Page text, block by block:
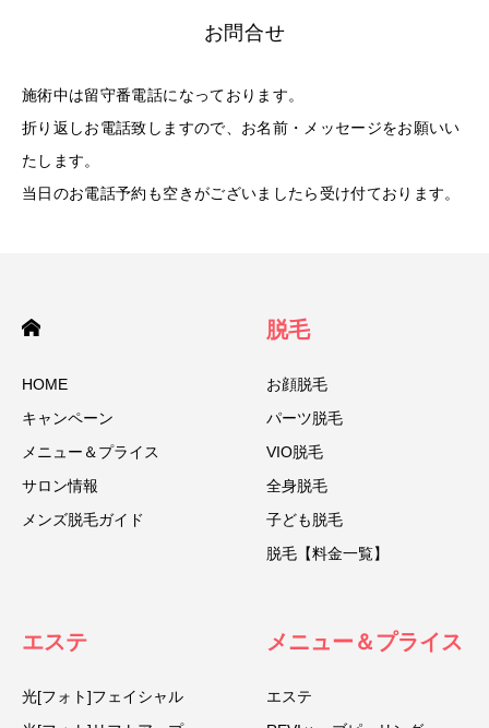
お問合せ
施術中は留守番電話になっております。
折り返しお電話致しますので、お名前・メッセージをお願いい
たします。
当日のお電話予約も空きがございましたら受け付ております。
HOME
キャンペーン
メニュー＆プライス
サロン情報
メンズ脱毛ガイド
脱毛
お顔脱毛
パーツ脱毛
VIO脱毛
全身脱毛
子ども脱毛
脱毛【料金一覧】
エステ
光[フォト]フェイシャル
メニュー＆プライス
エステ